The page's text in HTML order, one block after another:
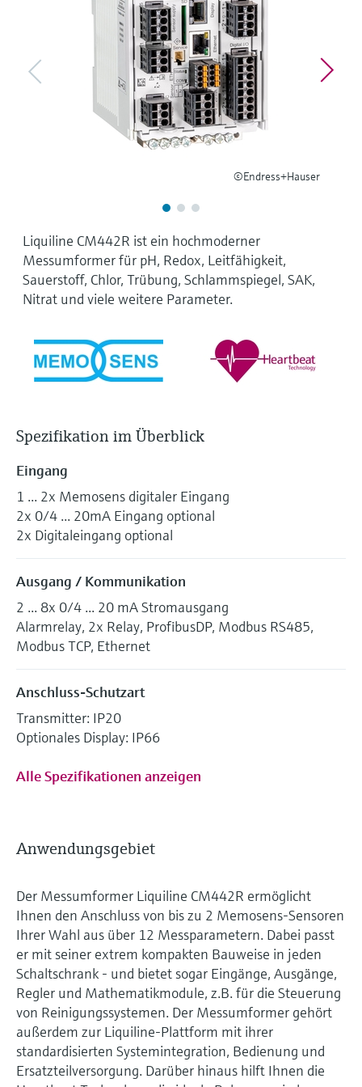
Produktspezifische Informationen und
Dokumente finden
Ersatzteilsuche
Ersatzteile anhand von Produktwurzel,
Bestellcode oder Seriennummer finden
Füllstandsmessung
Füllstandsmessung Druck
Analysatoren für Härte, Eisen,
Aluminium & Chromat
Prozessphotometer
Mikrowellentransmission
©Endress+Hauser
Liquiline CM442R ist ein hochmoderner
Messumformer für pH, Redox, Leitfähigkeit,
Sauerstoff, Chlor, Trübung, Schlammspiegel, SAK,
Nitrat und viele weitere Parameter.
Spezifikation im Überblick
Eingang
1 ... 2x Memosens digitaler Eingang
2x 0/4 ... 20mA Eingang optional
2x Digitaleingang optional
Ausgang / Kommunikation
2 ... 8x 0/4 ... 20 mA Stromausgang
Alarmrelay, 2x Relay, ProfibusDP, Modbus RS485,
Modbus TCP, Ethernet
Anschluss-Schutzart
Transmitter: IP20
Optionales Display: IP66
Alle Spezifikationen anzeigen
Anwendungsgebiet
Der Messumformer Liquiline CM442R ermöglicht
Ihnen den Anschluss von bis zu 2 Memosens-Sensoren
Ihrer Wahl aus über 12 Messparametern. Dabei passt
er mit seiner extrem kompakten Bauweise in jeden
Schaltschrank - und bietet sogar Eingänge, Ausgänge,
Regler und Mathematikmodule, z.B. für die Steuerung
von Reinigungssystemen. Der Messumformer gehört
außerdem zur Liquiline-Plattform mit ihrer
standardisierten Systemintegration, Bedienung und
Ersatzteilversorgung. Darüber hinaus hilft Ihnen die